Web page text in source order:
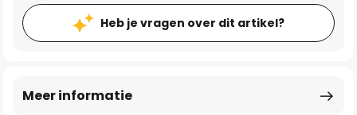
Heb je vragen over dit artikel?
Meer informatie